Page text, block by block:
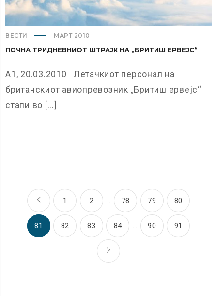
ВЕСТИ МАРТ 2010
ПОЧНА ТРИДНЕВНИОТ ШТРАЈК НА „БРИТИШ ЕРВЕЈС“
А1, 20.03.2010 Летачкиот персонал на
британскиот авиопревозник „Бритиш ервејс“
стапи во [...]
1 2 … 78 79 80
81 82 83 84 … 90 91